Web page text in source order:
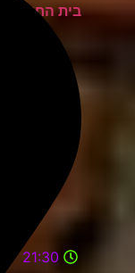
בית החייל תל אביב
21:30